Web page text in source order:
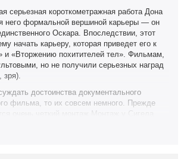
серьезная короткометражная работа Дона
него формальной вершиной карьеры — он
Оскара. Впоследствии, этот
начать карьеру, которая приведет его к
и «Вторжению похитителей тел». Фильмам,
но не получили серьезных наград
зря).
достоинства документального
фильма, то их совсем немного. Прежде
фильм с того, что он показывает